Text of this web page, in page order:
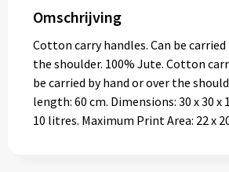
Omschrijving
Cotton carry handles. Can be
the shoulder. 100% Jute. Cotton
be carried by hand or over the
length: 60 cm. Dimensions: 30 x 30 x
10 litres. Maximum Print Area: 22 x